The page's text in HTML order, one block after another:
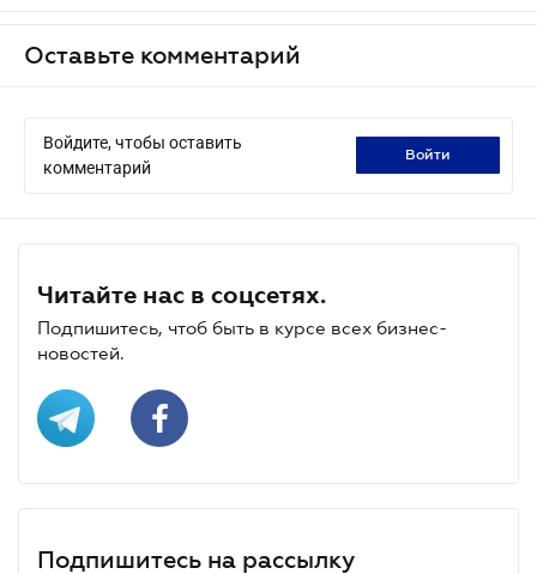
Оставьте комментарий
Войдите, чтобы оставить
комментарий
войти
Читайте нас в соцсетях.
Подпишитесь, чтоб быть в курсе всех бизнес-
новостей.
Подпишитесь на рассылку